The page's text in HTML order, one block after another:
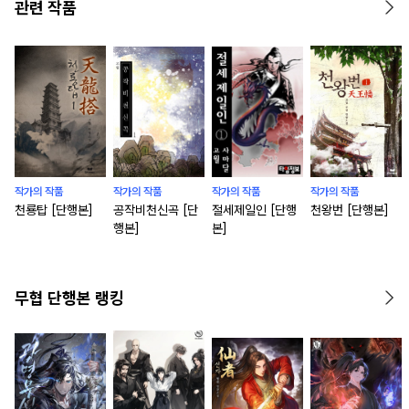
관련 작품
작가의 작품
천룡탑 [단행본]
작가의 작품
공작비천신곡 [단
행본]
작가의 작품
절세제일인 [단행
본]
작가의 작품
천왕번 [단행본]
무협 단행본 랭킹